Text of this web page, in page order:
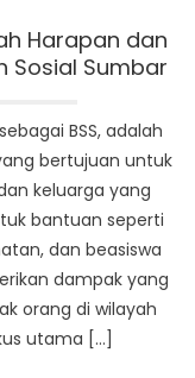
Reformasi
atau
Harapan dan
Sosial Sumbar
BSS, adalah
bertujuan untuk
keluarga yang
bantuan seperti
dan beasiswa
dampak yang
orang di wilayah
utama […]